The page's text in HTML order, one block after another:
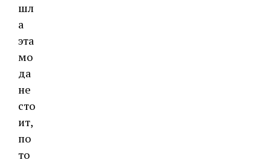
шл
а
эта
мо
да
не
сто
ит,
по
то